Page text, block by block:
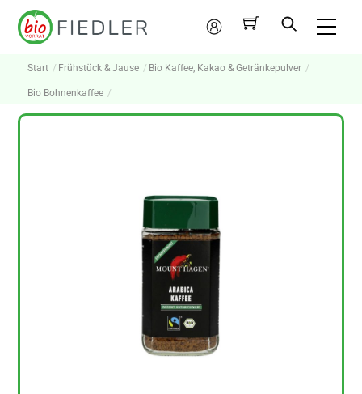
Skip
Mein
Konto
Start Frühstück & Jause Bio Kaffee, Kakao & Getränkepulver
Bio Bohnenkaffee